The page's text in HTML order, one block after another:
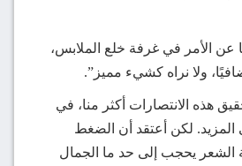
عن الأمر في غرفة خلع الملابس،
ولا نراه كشيء مميز”.
هذه الانتصارات أكثر منا، في
المزيد. لكن أعتقد أن الضغط
الشعر يحجب إلى حد ما الجمال